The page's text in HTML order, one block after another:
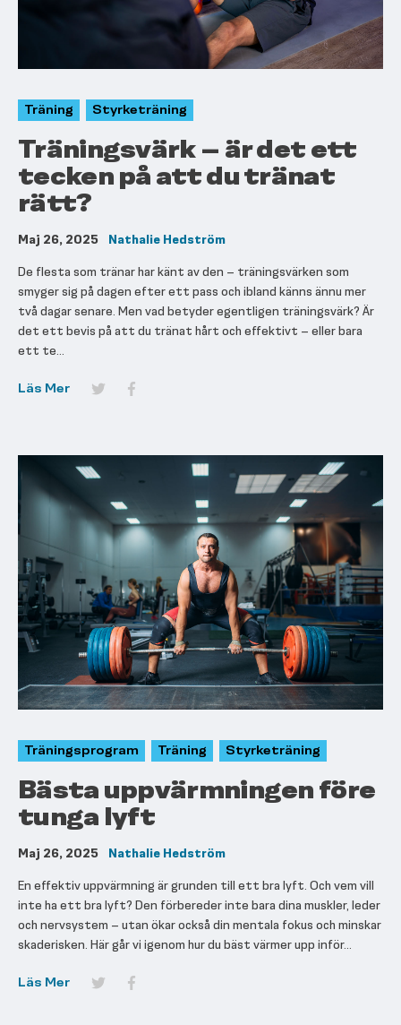
Träning Styrketräning
Träningsvärk – är det ett
tecken på att du tränat
rätt?
Maj 26, 2025
Nathalie Hedström
De flesta som tränar har känt av den – träningsvärken som
smyger sig på dagen efter ett pass och ibland känns ännu mer
två dagar senare. Men vad betyder egentligen träningsvärk? Är
det ett bevis på att du tränat hårt och effektivt – eller bara
ett te...
Läs Mer
Träningsprogram Träning Styrketräning
Bästa uppvärmningen före
tunga lyft
Maj 26, 2025
Nathalie Hedström
En effektiv uppvärmning är grunden till ett bra lyft. Och vem vill
inte ha ett bra lyft? Den förbereder inte bara dina muskler, leder
och nervsystem – utan ökar också din mentala fokus och minskar
skaderisken. Här går vi igenom hur du bäst värmer upp inför...
Läs Mer